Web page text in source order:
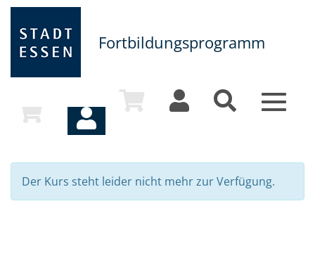
Fortbildungsprogramm
Toggle
Der Kurs steht leider nicht mehr zur Verfügung.